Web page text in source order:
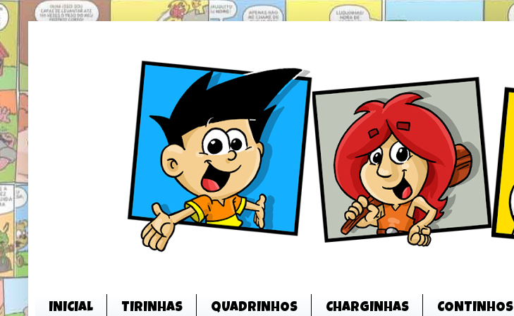
INICIAL TIRINHAS QUADRINHOS CHARGINHAS CONTINHOS